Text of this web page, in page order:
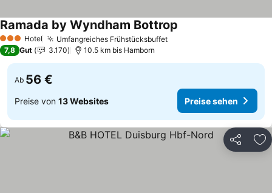
3 SterneHotel Umfangreiches FrühstücksbuffetPreise sehen
Ramada by Wyndham Bottrop
7,8 Gut 3.170 10.5 km bis Hamborn
Ab 56 €
Preise von 13 Websites Preise sehen
Teilen